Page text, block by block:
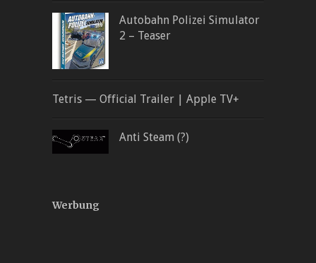
Autobahn Polizei Simulator
2 – Teaser
Tetris — Official Trailer | Apple TV+
Anti Steam (?)
Werbung